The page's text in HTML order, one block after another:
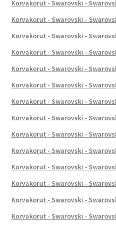
Korvakorut - Swarovski -
Korvakorut - Swarovski -
Korvakorut - Swarovski -
Korvakorut - Swarovski -
Korvakorut - Swarovski -
Korvakorut - Swarovski -
Korvakorut - Swarovski -
Korvakorut - Swarovski -
Korvakorut - Swarovski -
Korvakorut - Swarovski -
Korvakorut - Swarovski -
Korvakorut - Swarovski -
Korvakorut - Swarovski -
Korvakorut - Swarovski -